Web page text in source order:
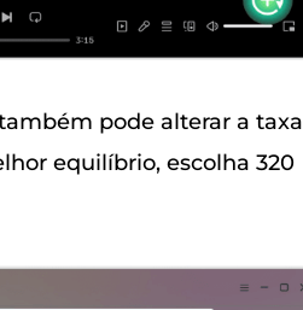
pode alterar a taxa
equilíbrio, escolha 320